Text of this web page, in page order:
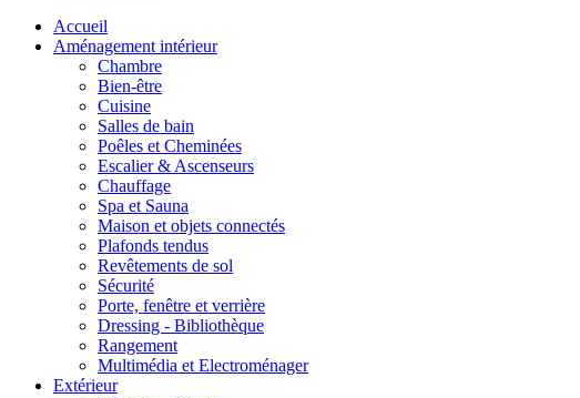
Accueil
Aménagement intérieur
Chambre
Bien-être
Cuisine
Salles de bain
Poêles et Cheminées
Escalier & Ascenseurs
Chauffage
Spa et Sauna
Maison et objets connectés
Plafonds tendus
Revêtements de sol
Sécurité
Porte, fenêtre et verrière
Dressing - Bibliothèque
Rangement
Multimédia et Electroménager
Extérieur